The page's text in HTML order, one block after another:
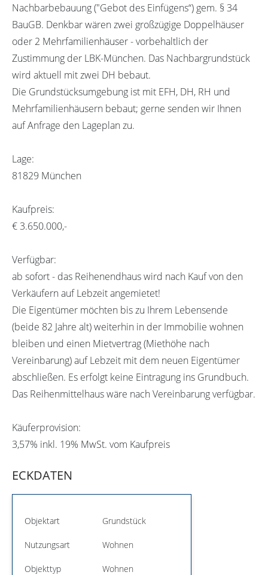
Nachbarbebauung ("Gebot des Einfügens“) gem. § 34
BauGB. Denkbar wären zwei großzügige Doppelhäuser
oder 2 Mehrfamilienhäuser - vorbehaltlich der
Zustimmung der LBK-München. Das Nachbargrundstück
wird aktuell mit zwei DH bebaut.
Die Grundstücksumgebung ist mit EFH, DH, RH und
Mehrfamilienhäusern bebaut; gerne senden wir Ihnen
auf Anfrage den Lageplan zu.
Lage:
81829 München
Kaufpreis:
€ 3.650.000,-
Verfügbar:
ab sofort - das Reihenendhaus wird nach Kauf von den
Verkäufern auf Lebzeit angemietet!
Die Eigentümer möchten bis zu Ihrem Lebensende
(beide 82 Jahre alt) weiterhin in der Immobilie wohnen
bleiben und einen Mietvertrag (Miethöhe nach
Vereinbarung) auf Lebzeit mit dem neuen Eigentümer
abschließen. Es erfolgt keine Eintragung ins Grundbuch.
Das Reihenmittelhaus wäre nach Vereinbarung verfügbar.
Käuferprovision:
3,57% inkl. 19% MwSt. vom Kaufpreis
ECKDATEN
Objektart Grundstück
Nutzungsart Wohnen
Objekttyp Wohnen